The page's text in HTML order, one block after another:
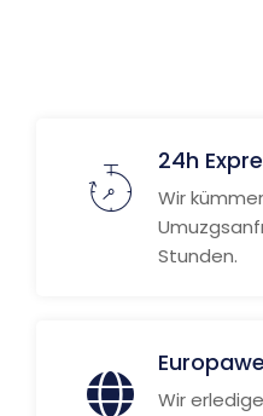
24h
Wir
Stunden.
Wir